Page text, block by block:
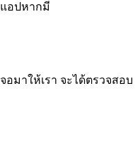
อปหากมี
มาให้เรา จะได้ตรวจสอบ